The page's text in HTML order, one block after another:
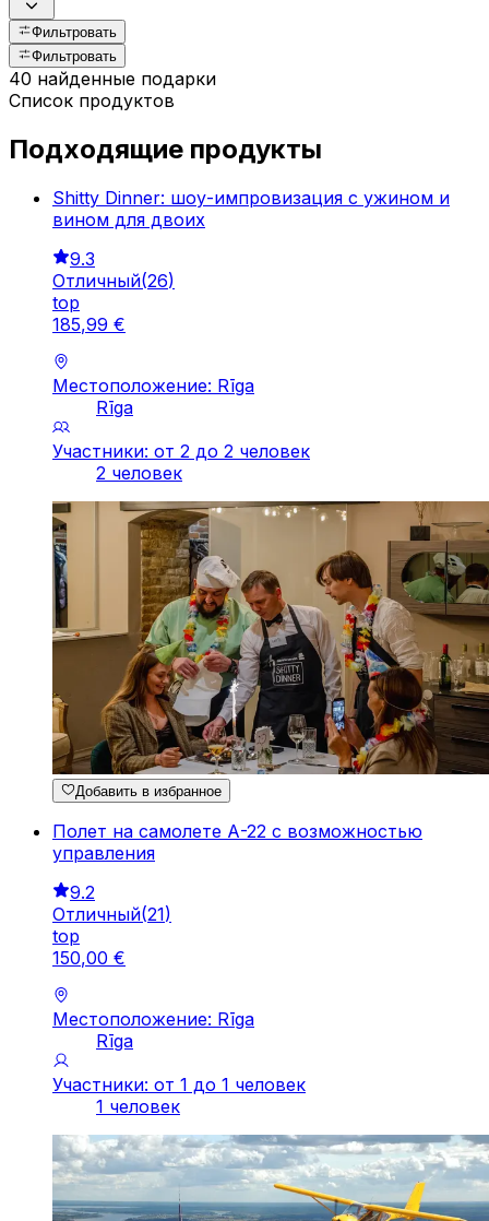
Фильтровать
Фильтровать
40 найденные подарки
Список продуктов
Подходящие продукты
Shitty Dinner: шоу-импровизация с ужином и
вином для двоих
9.3
Отличный(26)
top
185,99 €
Местоположение: Rīga
Rīga
Участники: от 2 до 2 человек
2 человек
Добавить в избранное
Полет на самолете А-22 с возможностью
управления
9.2
Отличный(21)
top
150,00 €
Местоположение: Rīga
Rīga
Участники: от 1 до 1 человек
1 человек